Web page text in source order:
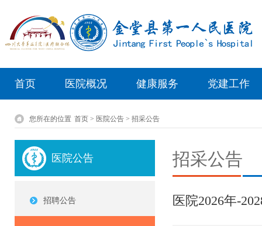
首页 医院概况 健康服务 党建工作
您所在的位置 首页 > 医院公告 > 招采公告
医院公告
招聘公告
招采公告
医院2026年-